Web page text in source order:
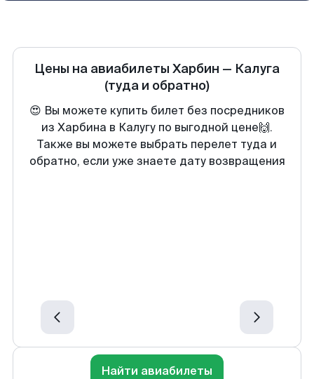
Цены на авиабилеты Харбин — Калуга
(туда и обратно)
😍 Вы можете купить билет без посредников
из Харбина в Калугу по выгодной цене🙌.
Также вы можете выбрать перелет туда и
обратно, если уже знаете дату возвращения
Найти авиабилеты